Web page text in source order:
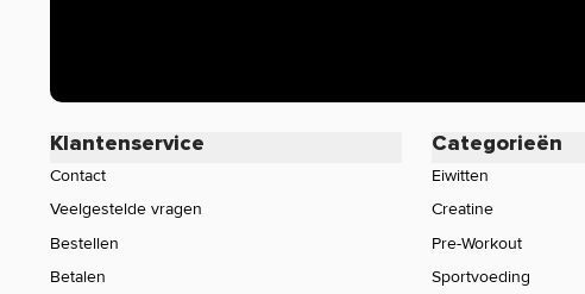
Klantenservice
Contact
Veelgestelde vragen
Bestellen
Betalen
Categorieën
Eiwitten
Creatine
Pre-Workout
Sportvoeding